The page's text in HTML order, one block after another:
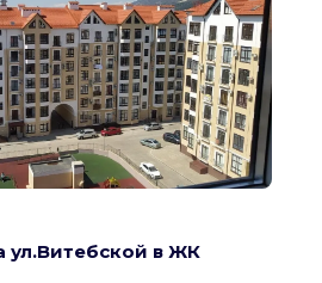
ул.Витебской в ЖК